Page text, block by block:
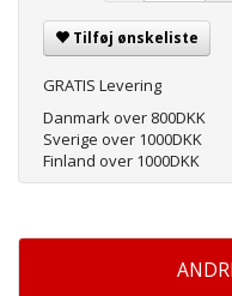
Tilføj ønskeliste
GRATIS Levering
Danmark over 800DKK
Sverige over 1000DKK
Finland over 1000DKK